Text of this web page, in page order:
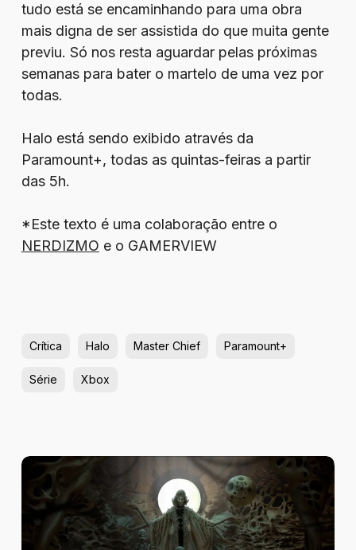
tudo está se encaminhando para uma obra
mais digna de ser assistida do que muita gente
previu. Só nos resta aguardar pelas próximas
semanas para bater o martelo de uma vez por
todas.
Halo está sendo exibido através da
Paramount+, todas as quintas-feiras a partir
das 5h.
*Este texto é uma colaboração entre o
NERDIZMO e o GAMERVIEW
Crítica Halo Master Chief Paramount+
Série Xbox
Review
Tormentum